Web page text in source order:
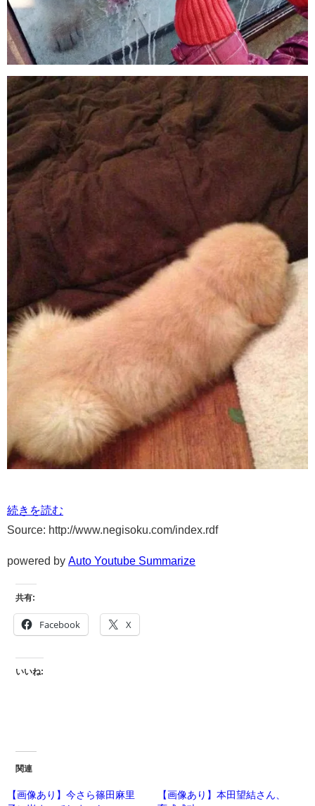
続きを読む
Source: http://www.negisoku.com/index.rdf
powered by Auto Youtube Summarize
共有:
Facebook X
いいね:
関連
【画像あり】今さら篠田麻里
【画像あり】本田望結さん、